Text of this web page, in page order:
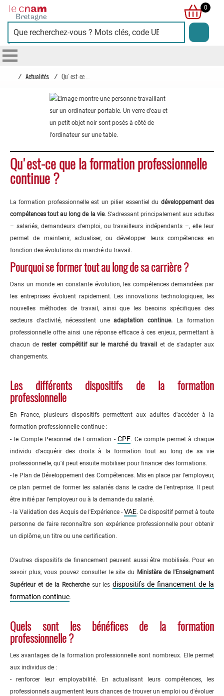
Cnam
Bretagne
0
/ Actualités /
Qu'est-ce que la formation professionnelle
continue ?
La formation professionnelle est un pilier essentiel du développement des
compétences tout au long de la vie. S'adressant principalement aux adultes
– salariés, demandeurs d'emploi, ou travailleurs indépendants –, elle leur
permet de maintenir, actualiser, ou développer leurs compétences en
fonction des évolutions du marché du travail.
Pourquoi se former tout au long de sa carrière ?
Dans un monde en constante évolution, les compétences demandées par
les entreprises évoluent rapidement. Les innovations technologiques, les
nouvelles méthodes de travail, ainsi que les besoins spécifiques des
secteurs d'activité, nécessitent uneadaptation continue. La formation
professionnelle offre ainsi une réponse efficace à ces enjeux, permettant à
chacun de rester compétitif sur le marché du travail
et de s'adapter aux
changements.
Les différents dispositifs de la formation
professionnelle
En France, plusieurs dispositifs permettent aux adultes d'accéder à la
formation professionnelle continue :
- le Compte Personnel de Formation -CPF. Ce compte permet à chaque
individu d'acquérir des droits à la formation tout au long de sa vie
professionnelle, qu'il peut ensuite mobiliser pour financer des formations.
- le Plan de Développement des Compétences. Mis en place par l'employeur,
ce plan permet de former les salariés dans le cadre de l'entreprise. Il peut
être initié par l'employeur ou à la demande du salarié.
- la Validation des Acquis de l'Expérience - VAE. Ce dispositif permet à toute
personne de faire reconnaître son expérience professionnelle pour obtenir
un diplôme, un titre ou une certification.
D'autres dispositifs de financement peuvent aussi être mobilisés. Pour en
savoir plus, vous pouvez consulter le site du Ministère de l'Enseignement
Supérieur et de la Recherchesur lesdispositifs de financement de la
formation continue.
Quels sont les bénéfices de la formation
professionnelle ?
Les avantages de la formation professionnelle sont nombreux. Elle permet
aux individus de :
- renforcer leur employabilité. En actualisant leurs compétences, les
professionnels augmentent leurs chances de trouver un emploi ou d'évoluer